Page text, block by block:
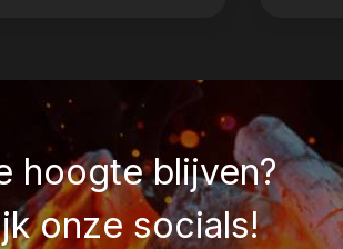
hoogte blijven?
onze socials!